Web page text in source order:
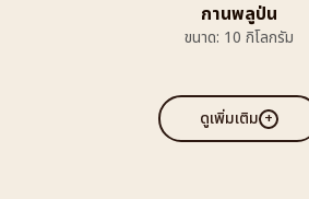
กานพลูป่น
ขนาด: 10 กิโลกรัม
ดูเพิ่มเติม